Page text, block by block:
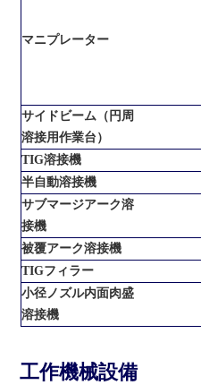
マニプレーター
サイドビーム（円周
溶接用作業台）
TIG溶接機
半自動溶接機
サブマージアーク溶
接機
被覆アーク溶接機
TIGフィラー
小径ノズル内面肉盛
溶接機
工作機械設備